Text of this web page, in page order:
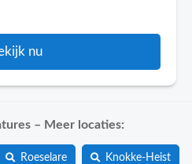
nu
– Meer locaties:
Roeselare Knokke-Heist